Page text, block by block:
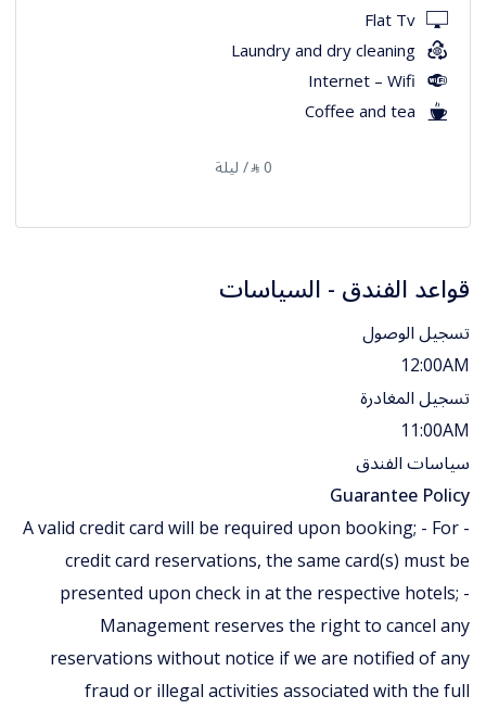
Flat Tv
Laundry and dry cleaning
Internet – Wifi
Coffee and tea
0
⃁/ ليلة
قواعد الفندق - السياسات
تسجيل الوصول
12:00AM
تسجيل المغادرة
11:00AM
سياسات الفندق
Guarantee Policy
- A valid credit card will be required upon booking; - For
credit card reservations, the same card(s) must be
presented upon check in at the respective hotels; -
Management reserves the right to cancel any
reservations without notice if we are notified of any
fraud or illegal activities associated with the full